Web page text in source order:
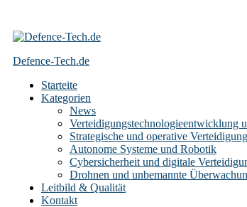
Skip
content
Defence-Tech.de
Starteite
Kategorien
News
Verteidigungstechnologieentwicklung
Strategische und operative
Autonome Systeme und Robotik
Cybersicherheit und digitale
Drohnen und unbemannte
Leitbild & Qualität
Kontakt